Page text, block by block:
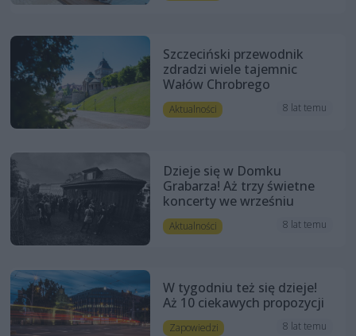
Szczeciński przewodnik
zdradzi wiele tajemnic
Wałów Chrobrego
Aktualności 8 lat temu
Dzieje się w Domku
Grabarza! Aż trzy świetne
koncerty we wrześniu
Aktualności 8 lat temu
W tygodniu też się dzieje!
Aż 10 ciekawych propozycji
Zapowiedzi 8 lat temu